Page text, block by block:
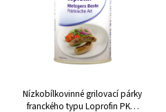
Nízkobílkovinné grilovací párky
franckého typu Loprofin PKU,